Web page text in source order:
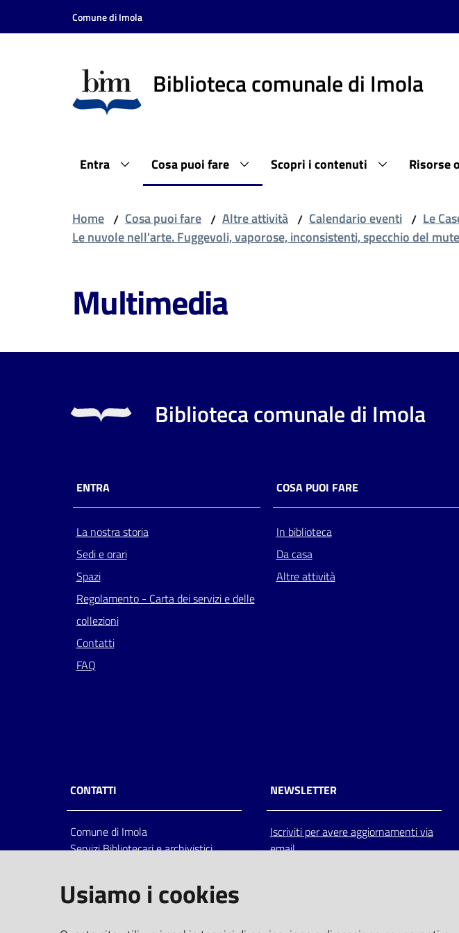
Vai al contenuto
Vai alla navigazione
Comune di Imola
Biblioteca comunale di Imola
Entra Cosa puoi fare Scopri i contenuti Risorse
Home / Cosa puoi fare / Altre attività / Calendario eventi / Le
Le nuvole nell'arte. Fuggevoli, vaporose, inconsistenti, specchio del
Multimedia
Biblioteca comunale di Imola
ENTRA
La nostra storia
Sedi e orari
Spazi
Regolamento - Carta dei servizi e delle
collezioni
Contatti
FAQ
COSA PUOI FARE
In biblioteca
Da casa
Altre attività
CONTATTI
Comune di Imola
Servizi Bibliotecari e archivistici
Italia
centralino: tel 0542.6026.36 fax
NEWSLETTER
Iscriviti per avere aggiornamenti via
email
Usiamo i cookies